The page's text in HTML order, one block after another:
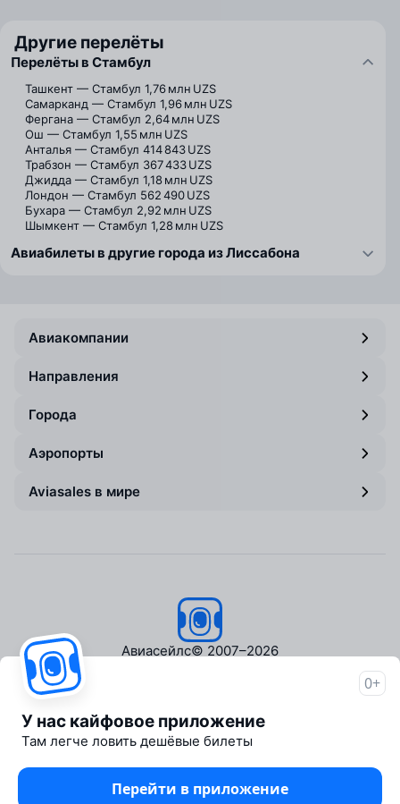
Другие перелёты
Перелёты в Стамбул
Ташкент — Стамбул 1,76 млн UZS
Самарканд — Стамбул 1,96 млн UZS
Фергана — Стамбул 2,64 млн UZS
Ош — Стамбул 1,55 млн UZS
Анталья — Стамбул 414 843 UZS
Трабзон — Стамбул 367 433 UZS
Джидда — Стамбул 1,18 млн UZS
Лондон — Стамбул 562 490 UZS
Бухара — Стамбул 2,92 млн UZS
Шымкент — Стамбул 1,28 млн UZS
Авиабилеты в другие города из Лиссабона
Авиакомпании
Направления
Города
Аэропорты
Aviasales в мире
Авиасейлс© 2007–2026
Пресс‑центр
Travelpayouts
Партнёрская программа
Медиа Yo'lovchi
Трэвел‑медиа Aviasales.uz
0+
У нас кайфовое приложение
Там легче ловить дешёвые билеты
Перейти в приложение